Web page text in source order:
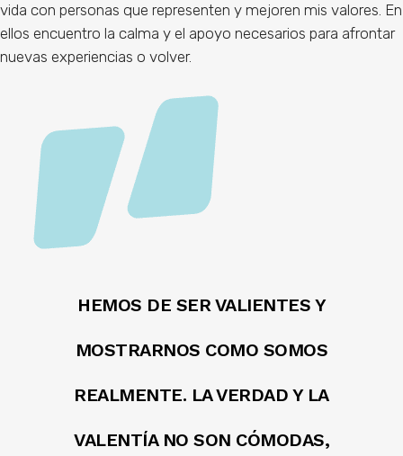
vida con personas que representen y mejoren mis valores. En
ellos encuentro la calma y el apoyo necesarios para afrontar
nuevas experiencias o volver.
HEMOS DE SER VALIENTES Y
MOSTRARNOS COMO SOMOS
REALMENTE. LA VERDAD Y LA
VALENTÍA NO SON CÓMODAS,